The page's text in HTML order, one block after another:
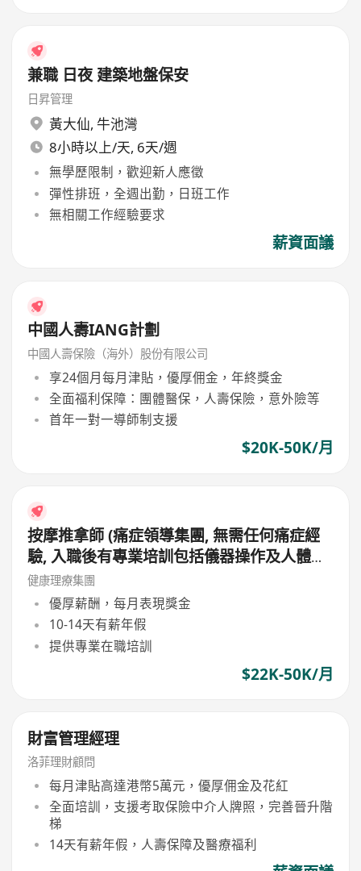
兼職 日夜 建築地盤保安
日昇管理
黃大仙, 牛池灣
8小時以上/天, 6天/週
無學歷限制，歡迎新人應徵
彈性排班，全週出勤，日班工作
無相關工作經驗要求
薪資面議
中國人壽IANG計劃
中國人壽保險（海外）股份有限公司
享24個月每月津貼，優厚佣金，年終獎金
全面福利保障：團體醫保，人壽保險，意外險等
首年一對一導師制支援
$20K-50K/月
按摩推拿師 (痛症領導集團, 無需任何痛症經
驗, 入職後有專業培訓包括儀器操作及人體經
絡等, 培訓費用全免, 可提升自己儀器技術及
知識)
健康理療集團
優厚薪酬，每月表現獎金
10-14天有薪年假
提供專業在職培訓
$22K-50K/月
財富管理經理
洛菲理財顧問
每月津貼高達港幣5萬元，優厚佣金及花紅
全面培訓，支援考取保險中介人牌照，完善晉升階
梯
14天有薪年假，人壽保障及醫療福利